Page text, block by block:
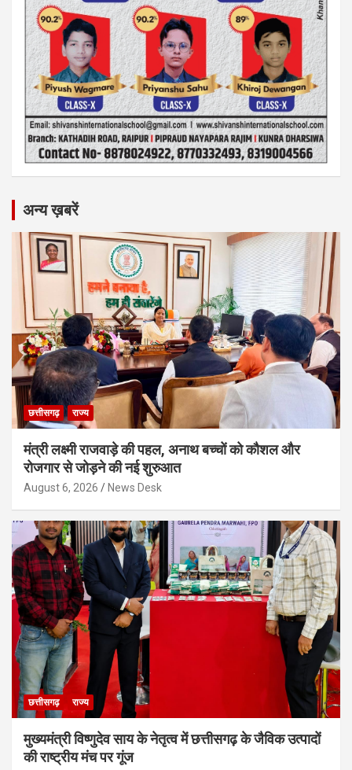
अन्य ख़बरें
छत्तीसगढ़ राज्य
मंत्री लक्ष्मी राजवाड़े की पहल, अनाथ बच्चों को कौशल और
रोजगार से जोड़ने की नई शुरुआत
August 6, 2026 News Desk
छत्तीसगढ़ राज्य
मुख्यमंत्री विष्णुदेव साय के नेतृत्व में छत्तीसगढ़ के जैविक उत्पादों
की राष्ट्रीय मंच पर गूंज